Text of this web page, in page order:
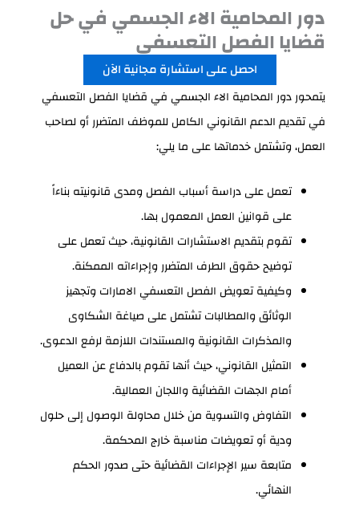
دور المحامية الاء الجسمي في حل
قضايا الفصل التعسفي
احصل على استشارة مجانية الآن
يتمحور دور المحامية الاء الجسمي في قضايا الفصل التعسفي
في تقديم الدعم القانوني الكامل للموظف المتضرر أو لصاحب
العمل، وتشتمل خدماتها على ما يلي:
تعمل على دراسة أسباب الفصل ومدى قانونيته بناءاً
على قوانين العمل المعمول بها.
تقوم بتقديم الاستشارات القانونية، حيث تعمل على
توضيح حقوق الطرف المتضرر وإجراءاته الممكنة.
وكيفية تعويض الفصل التعسفي الامارات وتجهيز
الوثائق والمطالبات تشتمل على صياغة الشكاوى
والمذكرات القانونية والمستندات اللازمة لرفع الدعوى.
التمثيل القانوني، حيث أنها تقوم بالدفاع عن العميل
أمام الجهات القضائية واللجان العمالية.
التفاوض والتسوية من خلال محاولة الوصول إلى حلول
ودية أو تعويضات مناسبة خارج المحكمة.
متابعة سير الإجراءات القضائية حتى صدور الحكم
النهائي.